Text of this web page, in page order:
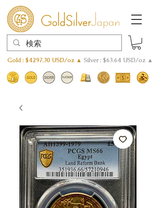
Gold : $4297.30 USD/oz ▲ Silver : $63.64 USD/oz ▲